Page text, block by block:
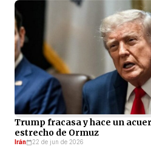
Trump fracasa y hace un
estrecho de Ormuz
Irán 22 de jun de 2026